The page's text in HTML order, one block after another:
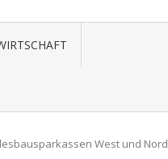
West und Nord